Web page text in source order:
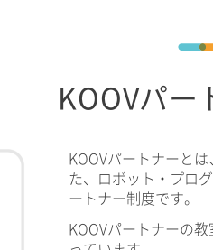
KOOVパー
KOOVパートナーと
た、ロボット・プロ
ートナー制度です。
KOOVパートナーの